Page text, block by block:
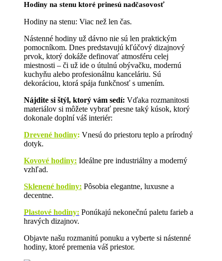
Hodiny na stenu ktoré prinesú nadčasovosť
Hodiny na stenu: Viac než len čas.
Nástenné hodiny už dávno nie sú len praktickým
pomocníkom. Dnes predstavujú kľúčový dizajnový
prvok, ktorý dokáže definovať atmosféru celej
miestnosti – či už ide o útulnú obývačku, modernú
kuchyňu alebo profesionálnu kanceláriu. Sú
dekoráciou, ktorá spája funkčnosť s umením.
Nájdite si štýl, ktorý vám sedí: Vďaka rozmanitosti
materiálov si môžete vybrať presne taký kúsok, ktorý
dokonale doplní váš interiér:
Drevené hodiny: Vnesú do priestoru teplo a prírodný
dotyk.
Kovové hodiny: Ideálne pre industriálny a moderný
vzhľad.
Sklenené hodiny: Pôsobia elegantne, luxusne a
decentne.
Plastové hodiny: Ponúkajú nekonečnú paletu farieb a
hravých dizajnov.
Objavte našu rozmanitú ponuku a vyberte si nástenné
hodiny, ktoré premenia váš priestor.